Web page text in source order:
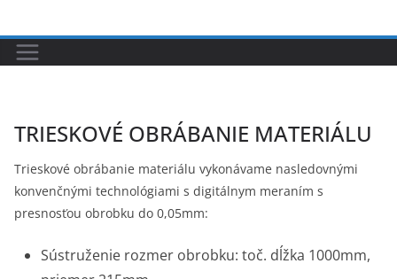
to
content
TRIESKOVÉ OBRÁBANIE MATERIÁLU
Trieskové obrábanie materiálu vykonávame nasledovnými
konvenčnými technológiami s digitálnym meraním s
presnosťou obrobku do 0,05mm:
Sústruženie rozmer obrobku: toč. dĺžka 1000mm,